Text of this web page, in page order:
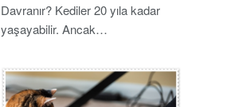
Davranır? Kediler 20 yıla kadar
yaşayabilir. Ancak…